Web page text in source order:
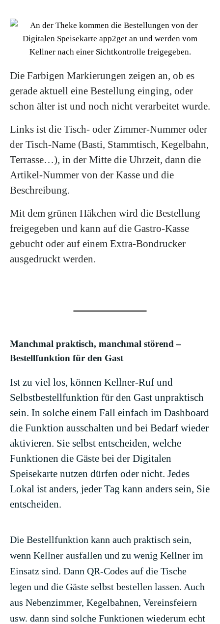
Die Farbigen Markierungen zeigen an, ob es
gerade aktuell eine Bestellung einging, oder
schon älter ist und noch nicht verarbeitet wurde.
Links ist die Tisch- oder Zimmer-Nummer oder
der Tisch-Name (Basti, Stammtisch, Kegelbahn,
Terrasse…), in der Mitte die Uhrzeit, dann die
Artikel-Nummer von der Kasse und die
Beschreibung.
Mit dem grünen Häkchen wird die Bestellung
freigegeben und kann auf die Gastro-Kasse
gebucht oder auf einem Extra-Bondrucker
ausgedruckt werden.
Manchmal praktisch, manchmal störend –
Bestellfunktion für den Gast
Ist zu viel los, können Kellner-Ruf und
Selbstbestellfunktion für den Gast unpraktisch
sein. In solche einem Fall einfach im Dashboard
die Funktion ausschalten und bei Bedarf wieder
aktivieren. Sie selbst entscheiden, welche
Funktionen die Gäste bei der Digitalen
Speisekarte nutzen dürfen oder nicht. Jedes
Lokal ist anders, jeder Tag kann anders sein, Sie
entscheiden.
Die Bestellfunktion kann auch praktisch sein,
wenn Kellner ausfallen und zu wenig Kellner im
Einsatz sind. Dann QR-Codes auf die Tische
legen und die Gäste selbst bestellen lassen. Auch
aus Nebenzimmer, Kegelbahnen, Vereinsfeiern
usw. dann sind solche Funktionen wiederum echt